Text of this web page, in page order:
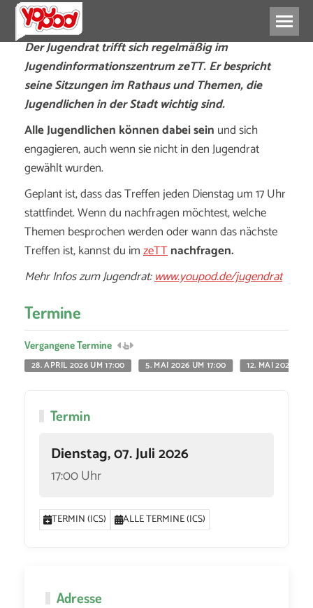
Der Jugendrat trifft sich regelmäßig im
Jugendinformationszentrum zeTT. Er bespricht
seine Sitzungen im Rathaus und Themen, die
Jugendlichen in der Stadt wichtig sind.
Alle Jugendlichen können dabei sein und sich
engagieren, auch wenn sie nicht in den Jugendrat
gewählt wurden.
Geplant ist, dass das Treffen jeden Dienstag um 17 Uhr
stattfindet. Wenn du nachfragen möchtest, welche
Themen besprochen werden oder wann das nächste
Treffen ist, kannst du imzeTTnachfragen.
Mehr Infos zum Jugendrat:www.youpod.de/jugendrat
Termine
Vergangene Termine
28. APRIL 2026 UM 17:00
5. MAI 2026 UM 17:00 12. MAI 2026 UM
Termin
Dienstag, 07. Juli 2026
17:00 Uhr
TERMIN (ICS) ALLE TERMINE (ICS)
Adresse